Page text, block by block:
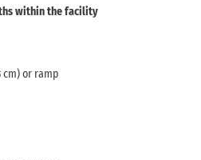
within the facility
cm) or ramp